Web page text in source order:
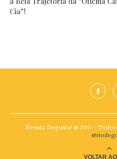
Cia”!
Revista Degusta! @ 2017 -
VOLTAR